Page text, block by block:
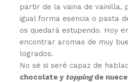
partir de la vaina de vainilla,
igual forma esencia o pasta
os quedará estupendo. Hoy
encontrar aromas de muy
logrados.
No sé si seré capaz de
chocolate y toppingde